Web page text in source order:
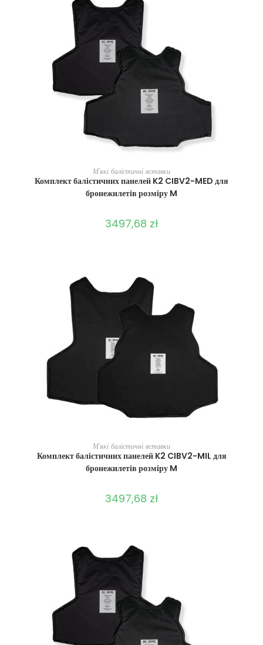
ВИБЕРІТЬ ОПЦІЇ
М'які балістичні вставки
Комплект балістичних панелей K2 CIBV2-MED для
бронежилетів розміру M
3497,68 zł
ВИБЕРІТЬ ОПЦІЇ
М'які балістичні вставки
Комплект балістичних панелей K2 CIBV2-MIL для
бронежилетів розміру M
3497,68 zł